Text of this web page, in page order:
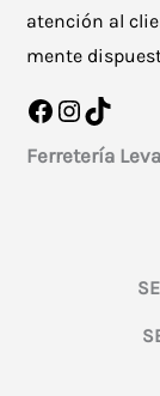
atención al
mente
Facebook
TikTok
Ferretería